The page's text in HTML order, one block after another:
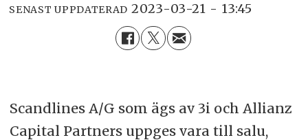
SENAST UPPDATERAD 2023-03-21 - 13:45
Scandlines A/G som ägs av 3i och Allianz
Capital Partners uppges vara till salu,